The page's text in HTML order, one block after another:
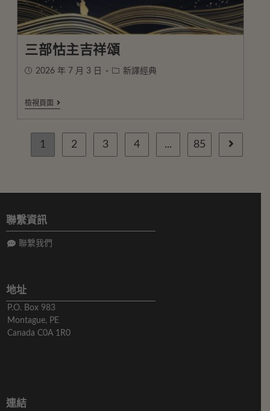
三部怙主吉祥頌
2026 年 7 月 3 日 新譯經典
檢視頁面
1 2 3 4 ... 85
聯繫資訊
聯繫我們
地址
P.O. Box 983
Montague, PE
Canada C0A 1R0
連結